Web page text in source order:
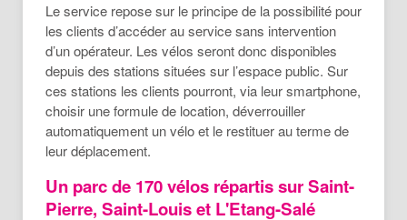
Le service repose sur le principe de la possibilité pour
les clients d’accéder au service sans intervention
d’un opérateur. Les vélos seront donc disponibles
depuis des stations situées sur l’espace public. Sur
ces stations les clients pourront, via leur smartphone,
choisir une formule de location, déverrouiller
automatiquement un vélo et le restituer au terme de
leur déplacement.
Un parc de 170 vélos répartis sur Saint-
Pierre, Saint-Louis et L'Etang-Salé